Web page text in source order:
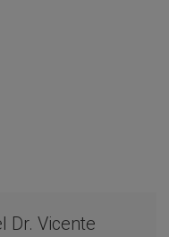
Dr. Vicente